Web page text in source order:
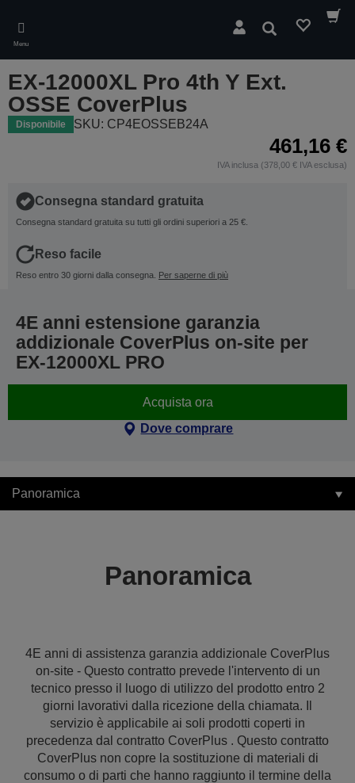
main
content
Menu
Cerca
EX-12000XL Pro 4th Y Ext.
OSSE CoverPlus
Disponibile SKU: CP4EOSSEB24A
461,16 €
IVA inclusa (378,00 € IVA esclusa)
Consegna standard gratuita
Consegna standard gratuita su tutti gli ordini superiori a 25 €.
Reso facile
Reso entro 30 giorni dalla consegna. Per saperne di più
4E anni estensione garanzia
addizionale CoverPlus on-site per
EX-12000XL PRO
Acquista ora
Dove comprare
Panoramica
Panoramica
4E anni di assistenza garanzia addizionale CoverPlus
on-site - Questo contratto prevede l'intervento di un
tecnico presso il luogo di utilizzo del prodotto entro 2
giorni lavorativi dalla ricezione della chiamata. Il
servizio è applicabile ai soli prodotti coperti in
precedenza dal contratto CoverPlus . Questo contratto
CoverPlus non copre la sostituzione di materiali di
consumo o di parti che hanno raggiunto il termine della